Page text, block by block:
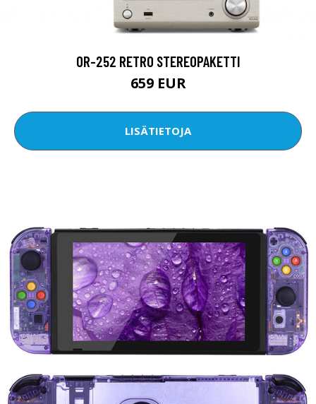
OR-252 RETRO STEREOPAKETTI
659 EUR
LISÄTIETOJA